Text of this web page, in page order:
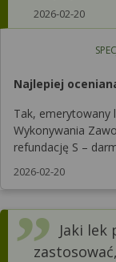
2026-02-20
Najlepiej
Tak, emerytowany
Wykonywania
refundację S –
2026-02-20
Jaki lek